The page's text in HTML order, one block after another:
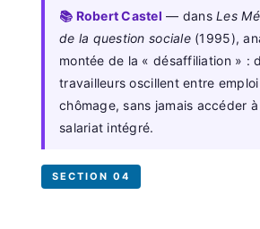
📚 Robert Castel — dansLes
de la question sociale(1995),
montée de la « désaffiliation » :
travailleurs oscillent entre
chômage, sans jamais accéder
salariat intégré.
SECTION 04